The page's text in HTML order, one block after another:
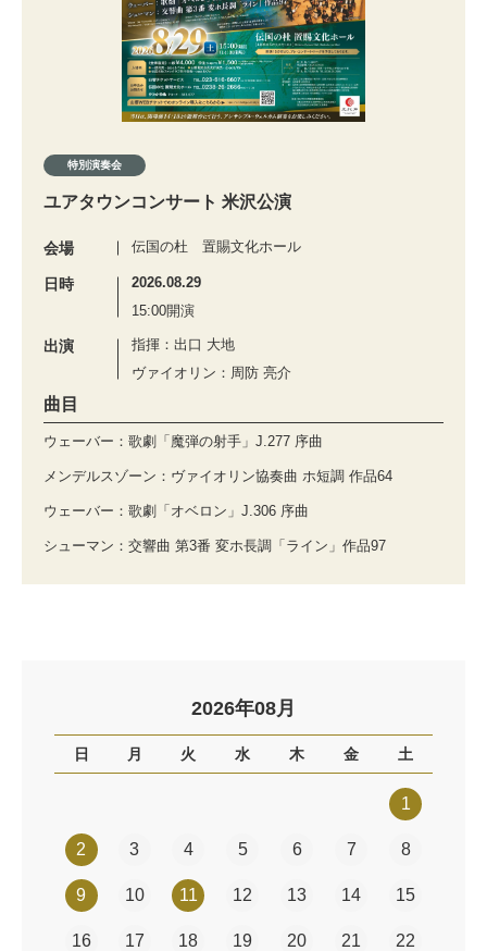
特別演奏会
ユアタウンコンサート 米沢公演
会場 伝国の杜 置賜文化ホール
日時
2026.08.29
15:00開演
出演
指揮：出口 大地
ヴァイオリン：周防 亮介
曲目
ウェーバー：歌劇「魔弾の射手」J.277 序曲
メンデルスゾーン：ヴァイオリン協奏曲 ホ短調 作品64
ウェーバー：歌劇「オベロン」J.306 序曲
シューマン：交響曲 第3番 変ホ長調「ライン」作品97
2026年08月
日 月 火 水 木 金 土
1
2 3 4 5 6 7 8
9 10 11 12 13 14 15
16 17 18 19 20 21 22